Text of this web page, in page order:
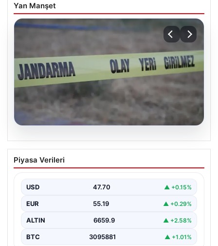
Yan Manşet
06.08.2026
Muğla’da 4 Günlük Aramanın Ardından
Mehmet Ali Y.’nin Cansız Bedeni
Muğla'nın Seydikemer ilçesinde, dört gün boyunca
Piyasa Verileri
USD 47.70 ▲ +0.15%
EUR 55.19 ▲ +0.29%
ALTIN 6659.9 ▲ +2.58%
BTC 3095881 ▲ +1.01%